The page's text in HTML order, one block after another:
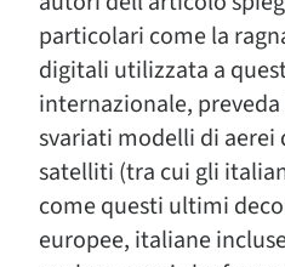
particolari come la
digitali utilizzata a
internazionale,
svariati modelli di aerei
satelliti (tra cui gli
come questi ultimi
europee, italiane